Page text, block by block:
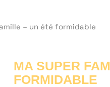
– un été formidable
MA SUPER
FORMIDABLE